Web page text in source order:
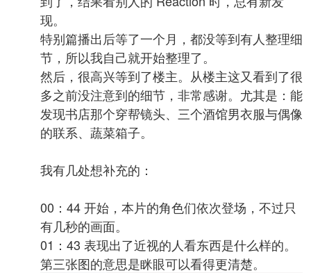
现。
特别篇播出后等了一个月，都没等到有人整理细
节，所以我自己就开始整理了。
然后，很高兴等到了楼主。 从楼主这又看到了很
多之前没注意到的细节，非常感谢。尤其是：能
发现书店那个穿帮镜头、三个酒馆男衣服与偶像
的联系、蔬菜箱子。
我有几处想补充的：
00：44 开始，本片的角色们依次登场，不过只
有几秒的画面。
01：43 表现出了近视的人看东西是什么样的。
第三张图的意思是眯眼可以看得更清楚。